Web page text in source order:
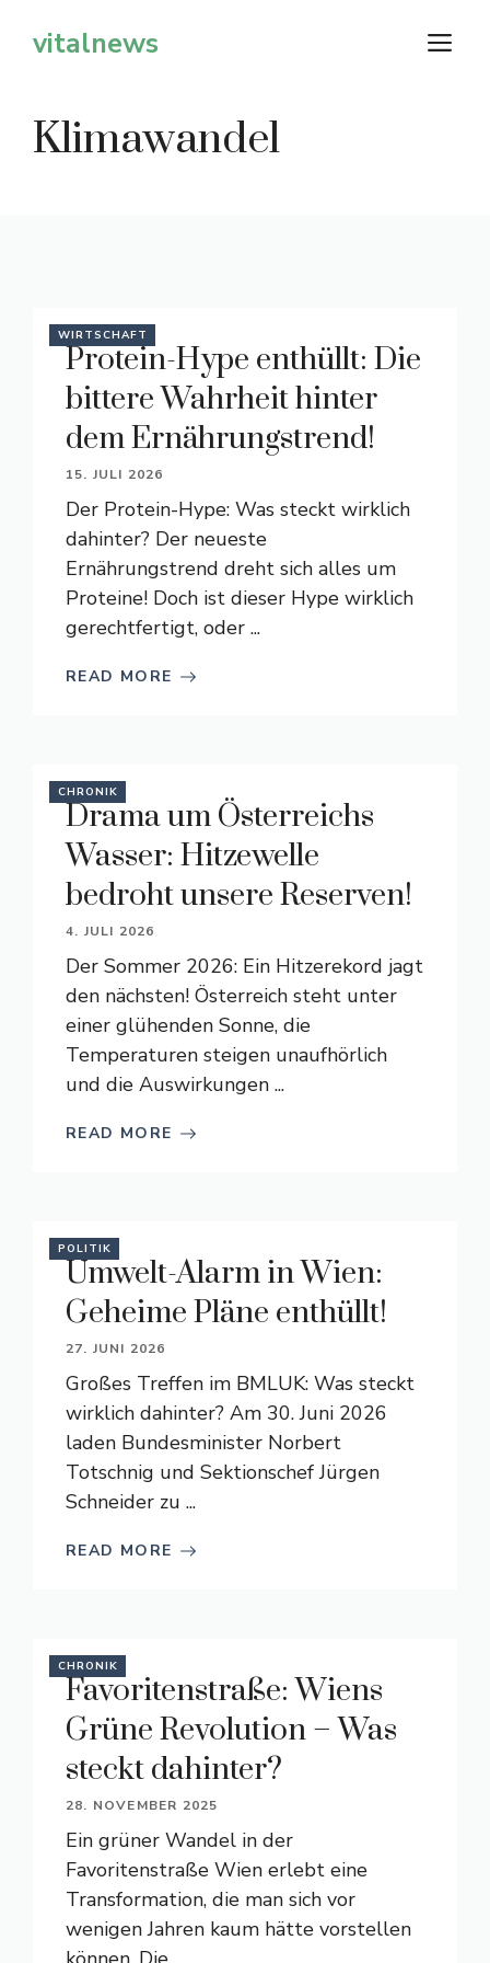
Inhaltvitalnews
Klimawandel
WIRTSCHAFT
Protein-Hype enthüllt: Die
bittere Wahrheit hinter
dem Ernährungstrend!
15. JULI 2026
Der Protein-Hype: Was steckt wirklich
dahinter? Der neueste
Ernährungstrend dreht sich alles um
Proteine! Doch ist dieser Hype wirklich
gerechtfertigt, oder ...
READ MORE
CHRONIK
Drama um Österreichs
Wasser: Hitzewelle
bedroht unsere Reserven!
4. JULI 2026
Der Sommer 2026: Ein Hitzerekord jagt
den nächsten! Österreich steht unter
einer glühenden Sonne, die
Temperaturen steigen unaufhörlich
und die Auswirkungen ...
READ MORE
POLITIK
Umwelt-Alarm in Wien:
Geheime Pläne enthüllt!
27. JUNI 2026
Großes Treffen im BMLUK: Was steckt
wirklich dahinter? Am 30. Juni 2026
laden Bundesminister Norbert
Totschnig und Sektionschef Jürgen
Schneider zu ...
READ MORE
CHRONIK
Favoritenstraße: Wiens
Grüne Revolution – Was
steckt dahinter?
28. NOVEMBER 2025
Ein grüner Wandel in der
Favoritenstraße Wien erlebt eine
Transformation, die man sich vor
wenigen Jahren kaum hätte vorstellen